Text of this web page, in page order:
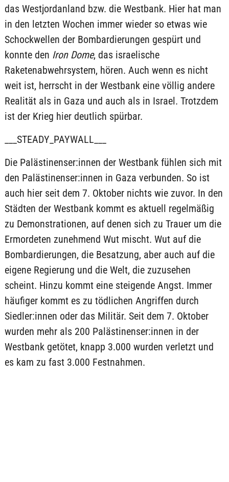
das Westjordanland bzw. die Westbank. Hier hat man
in den letzten Wochen immer wieder so etwas wie
Schockwellen der Bombardierungen gespürt und
konnte den Iron Dome, das israelische
Raketenabwehrsystem, hören. Auch wenn es nicht
weit ist, herrscht in der Westbank eine völlig andere
Realität als in Gaza und auch als in Israel. Trotzdem
ist der Krieg hier deutlich spürbar.
___STEADY_PAYWALL___
Die Palästinenser:innen der Westbank fühlen sich mit
den Palästinenser:innen in Gaza verbunden. So ist
auch hier seit dem 7. Oktober nichts wie zuvor. In den
Städten der Westbank kommt es aktuell regelmäßig
zu Demonstrationen, auf denen sich zu Trauer um die
Ermordeten zunehmend Wut mischt. Wut auf die
Bombardierungen, die Besatzung, aber auch auf die
eigene Regierung und die Welt, die zuzusehen
scheint. Hinzu kommt eine steigende Angst. Immer
häufiger kommt es zu tödlichen Angriffen durch
Siedler:innen oder das Militär. Seit dem 7. Oktober
wurden mehr als 200 Palästinenser:innen in der
Westbank getötet, knapp 3.000 wurden verletzt und
es kam zu fast 3.000 Festnahmen.